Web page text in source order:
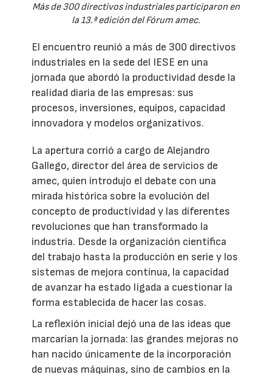
Más de 300 directivos industriales participaron en
la 13.ª edición del Fórum amec.
El encuentro reunió a más de 300 directivos
industriales en la sede del IESE en una
jornada que abordó la productividad desde la
realidad diaria de las empresas: sus
procesos, inversiones, equipos, capacidad
innovadora y modelos organizativos.
La apertura corrió a cargo de Alejandro
Gallego, director del área de servicios de
amec, quien introdujo el debate con una
mirada histórica sobre la evolución del
concepto de productividad y las diferentes
revoluciones que han transformado la
industria. Desde la organización científica
del trabajo hasta la producción en serie y los
sistemas de mejora continua, la capacidad
de avanzar ha estado ligada a cuestionar la
forma establecida de hacer las cosas.
La reflexión inicial dejó una de las ideas que
marcarían la jornada: las grandes mejoras no
han nacido únicamente de la incorporación
de nuevas máquinas, sino de cambios en la